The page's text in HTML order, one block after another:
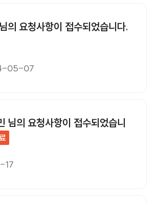
의 요청사항이 접수되었습니다.
일자
05-07
님의 요청사항이 접수되었습니